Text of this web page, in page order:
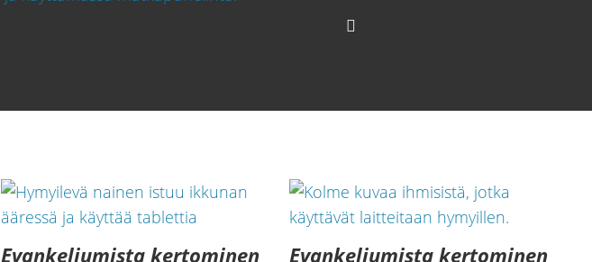
Evankeliumista kertominen
Evankeliumista kertominen